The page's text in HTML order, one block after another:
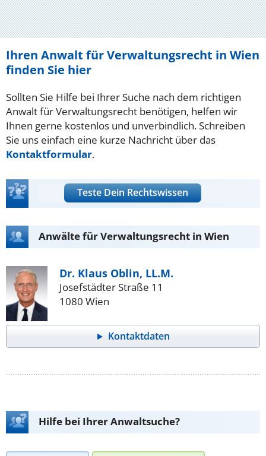
Ihren Anwalt für Verwaltungsrecht in Wien
finden Sie hier
Sollten Sie Hilfe bei Ihrer Suche nach dem richtigen
Anwalt für Verwaltungsrecht benötigen, helfen wir
Ihnen gerne kostenlos und unverbindlich. Schreiben
Sie uns einfach eine kurze Nachricht über das
Kontaktformular.
Teste Dein Rechtswissen
Anwälte für Verwaltungsrecht in Wien
Dr. Klaus Oblin, LL.M.
Josefstädter Straße 11
1080 Wien
Kontaktdaten
Hilfe bei Ihrer Anwaltsuche?